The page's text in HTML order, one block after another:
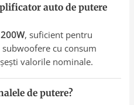
auto de putere
, suficient pentru
cu consum
valorile nominale.
de putere?